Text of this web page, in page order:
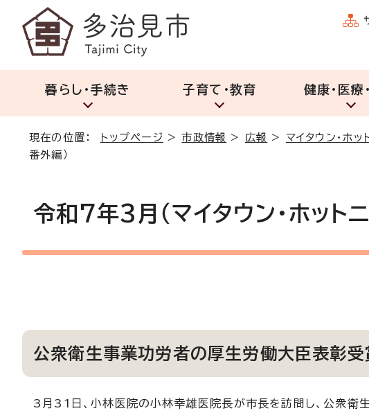
暮らし・手続き 子育て・教育 健康・医療
現在の位置： トップページ >市政情報 > 広報 > マイタウン・ホ
番外編）
令和7年3月（マイタウン・ホット
公衆衛生事業功労者の厚生労働大臣表彰受
3月31日、小林医院の小林幸雄医院長が市長を訪問し、公衆衛